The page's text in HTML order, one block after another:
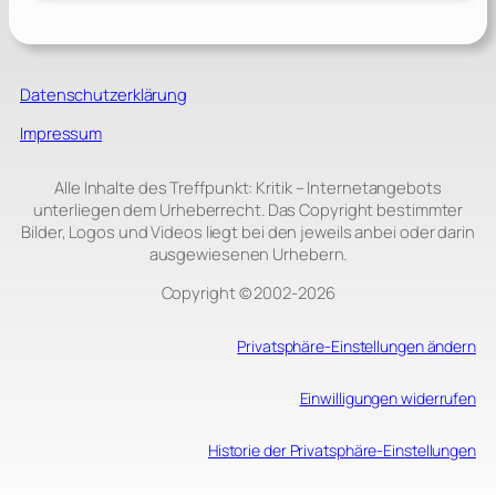
Datenschutzerklärung
Impressum
Alle Inhalte des Treffpunkt: Kritik – Internetangebots
unterliegen dem Urheberrecht. Das Copyright bestimmter
Bilder, Logos und Videos liegt bei den jeweils anbei oder darin
ausgewiesenen Urhebern.
Copyright © 2002‑2026
Privatsphäre-Einstellungen ändern
Einwilligungen widerrufen
Historie der Privatsphäre-Einstellungen